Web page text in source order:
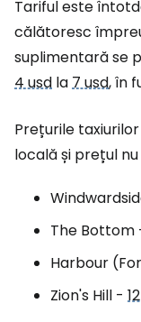
Tariful este
călătoresc
suplimentară se
4 usd la7 usd, în
Prețurile
locală și prețul
The Bottom
Harbour
Zion's Hill -